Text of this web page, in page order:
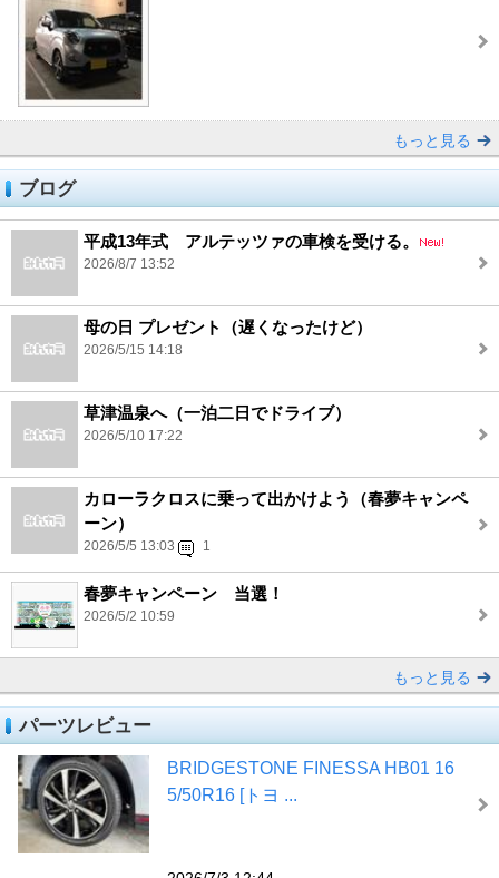
もっと見る
ブログ
平成13年式 アルテッツァの車検を受ける。
2026/8/7 13:52
母の日 プレゼント（遅くなったけど）
2026/5/15 14:18
草津温泉へ（一泊二日でドライブ）
2026/5/10 17:22
カローラクロスに乗って出かけよう（春夢キャンペ
ーン）
2026/5/5 13:03 1
春夢キャンペーン 当選！
2026/5/2 10:59
もっと見る
パーツレビュー
BRIDGESTONE FINESSA HB01 16
5/50R16 [トヨ ...